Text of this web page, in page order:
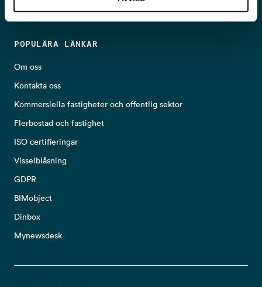
POPULÄRA LÄNKAR
Om oss
Kontakta oss
Kommersiella fastigheter och offentlig sektor
Flerbostad och fastighet
ISO certifieringar
Visselblåsning
GDPR
BIMobject
Dinbox
Mynewsdesk